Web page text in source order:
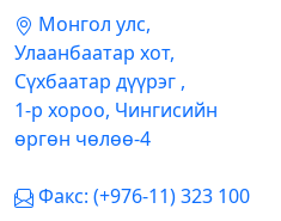
Mонгол улс,
Улаанбаатар хот,
Сүхбаатар дүүрэг ,
1-р хороо, Чингисийн
өргөн чөлөө-4
Факс: (+976-11) 323 100